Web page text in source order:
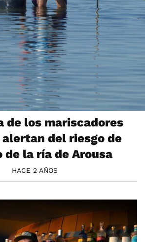
de los mariscadores
del riesgo de
de la ría de Arousa
HACE 2 AÑOS